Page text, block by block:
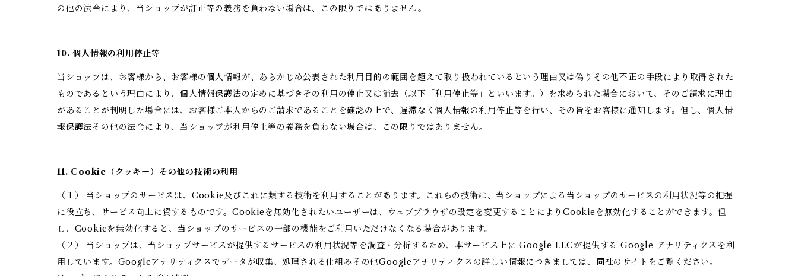
の他の法令により、当ショップが訂正等の義務を負わない場合は、この限りではありません。
10. 個人情報の利用停止等
当ショップは、お客様から、お客様の個人情報が、あらかじめ公表された利用目的の範囲を超えて取り扱われているという理由又は偽りその他不正の手段により取得された
ものであるという理由により、個人情報保護法の定めに基づきその利用の停止又は消去（以下「利用停止等」といいます。）を求められた場合において、そのご請求に理由
があることが判明した場合には、お客様ご本人からのご請求であることを確認の上で、遅滞なく個人情報の利用停止等を行い、その旨をお客様に通知します。但し、個人情
報保護法その他の法令により、当ショップが利用停止等の義務を負わない場合は、この限りではありません。
11. Cookie（クッキー）その他の技術の利用
（１） 当ショップのサービスは、Cookie及びこれに類する技術を利用することがあります。これらの技術は、当ショップによる当ショップのサービスの利用状況等の把握
に役立ち、サービス向上に資するものです。Cookieを無効化されたいユーザーは、ウェブブラウザの設定を変更することによりCookieを無効化することができます。但
し、Cookieを無効化すると、当ショップのサービスの一部の機能をご利用いただけなくなる場合があります。
（２） 当ショップは、当ショップサービスが提供するサービスの利用状況等を調査・分析するため、本サービス上に Google LLCが提供する Google アナリティクスを利
用しています。Googleアナリティクスでデータが収集、処理される仕組みその他Googleアナリティクスの詳しい情報につきましては、同社のサイトをご覧ください。